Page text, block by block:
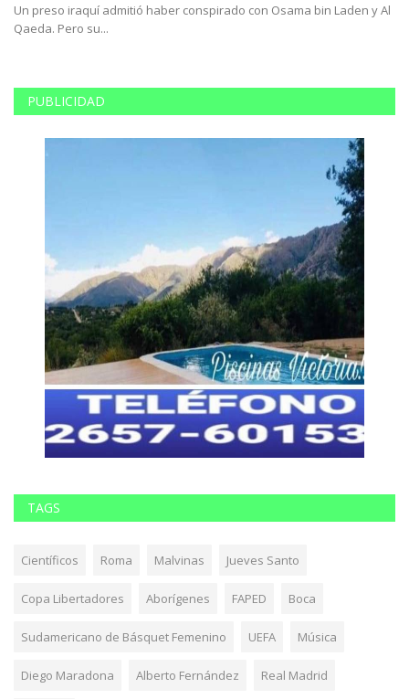
Un preso iraquí admitió haber conspirado con Osama bin Laden y Al
Qaeda. Pero su...
PUBLICIDAD
TAGS
Científicos Roma Malvinas Jueves Santo
Copa Libertadores Aborígenes FAPED Boca
Sudamericano de Básquet Femenino UEFA Música
Diego Maradona Alberto Fernández Real Madrid